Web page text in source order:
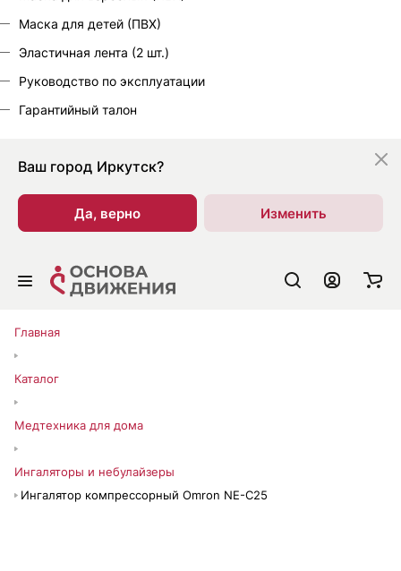
Маска для детей (ПВХ)
Эластичная лента (2 шт.)
Руководство по эксплуатации
Гарантийный талон
Ваш город Иркутск?
Да, верно Изменить
Главная
Каталог
Медтехника для дома
Ингаляторы и небулайзеры
Ингалятор компрессорный Omron NE-C25